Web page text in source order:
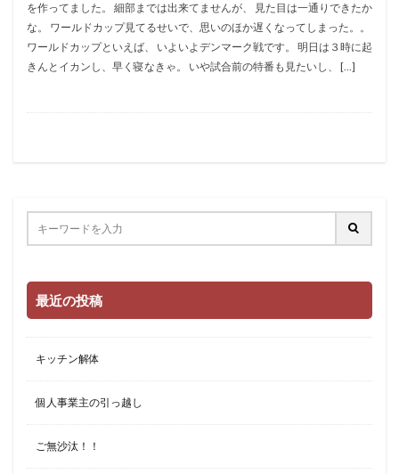
を作ってました。 細部までは出来てませんが、 見た目は一通りできたか
な。 ワールドカップ見てるせいで、思いのほか遅くなってしまった。。
ワールドカップといえば、 いよいよデンマーク戦です。 明日は３時に起
きんとイカンし、早く寝なきゃ。 いや試合前の特番も見たいし、 […]
最近の投稿
キッチン解体
個人事業主の引っ越し
ご無沙汰！！